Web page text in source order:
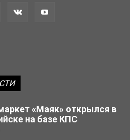
«Маяк» открылся в
на базе КПС